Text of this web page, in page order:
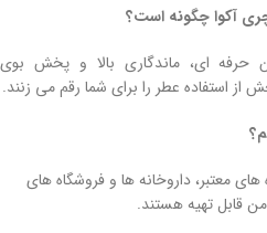
آکوا چگونه است؟
حرفه‌ ای، ماندگاری بالا و پخش بوی
از استفاده عطر را برای شما رقم می‌ زنند.
معتبر، داروخانه‌ ها و فروشگاه‌ های
قابل تهیه هستند.